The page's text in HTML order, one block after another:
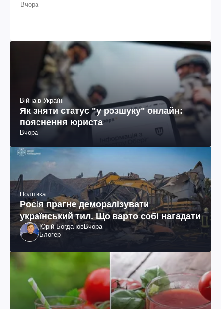
Вчора
Війна в Україні
Як зняти статус "у розшуку" онлайн:
пояснення юриста
Вчора
Політика
Росія прагне деморалізувати
український тил. Що варто собі нагадати
Юрій БогдановВчора
Блогер